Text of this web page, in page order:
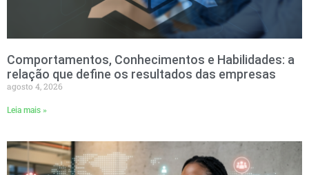
Comportamentos, Conhecimentos e Habilidades: a
relação que define os resultados das empresas
agosto 4, 2026
Leia mais »